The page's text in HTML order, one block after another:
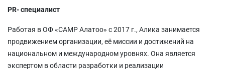
PR- специалист
Работая в ОФ «САМР Алатоо» с 2017 г., Алика занимается
продвижением организации, её миссии и достижений на
национальном и международном уровнях. Она является
экспертом в области разработки и реализации